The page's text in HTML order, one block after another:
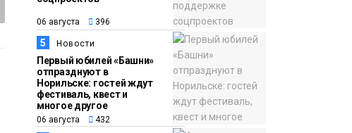
Проекты
Медиакомпании
откуда приехали
норильчане
06 августа 396
5 Новости
Первый юбилей «Башни»
отпразднуют в
Норильске: гостей ждут
фестиваль, квест и
многое другое
06 августа 432